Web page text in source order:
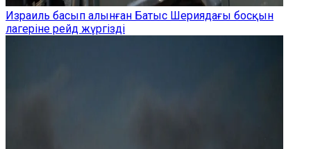
Израиль басып алынған Батыс Шериядағы босқын
лагеріне рейд жүргізді